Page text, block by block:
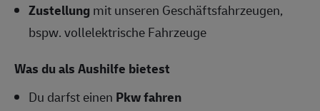
Zustellungmit unseren Geschäftsfahrzeugen,
bspw. vollelektrische Fahrzeuge
Was du als Aushilfe bietest
Du darfst einen Pkw fahren